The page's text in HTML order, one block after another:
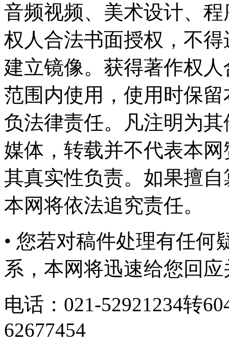
音频视频、美术设计、
权人合法书面授权，不
建立镜像。获得著作权
范围内使用，使用时保
负法律责任。凡注明为
媒体，转载并不代表本
其真实性负责。如果擅
本网将依法追究责任。
• 您若对稿件处理有任何
系，本网将迅速给您回
电话：021-52921234转
62677454